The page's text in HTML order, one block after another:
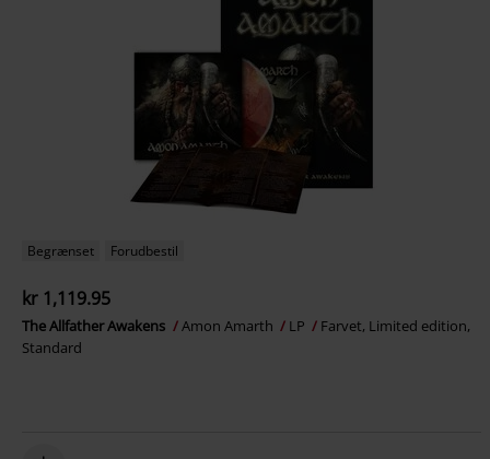
Begrænset Forudbestil
kr 1,119.95
The Allfather Awakens Amon Amarth LP
Farvet, Limited edition,
Standard